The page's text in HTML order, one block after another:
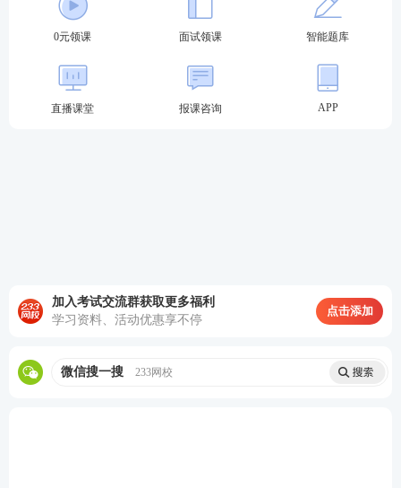
关于教师资格证考试
教材精讲班
—讲解各章节知识点，系统性帮助
定心丸。
历年真题>>历年教师资格证真题视频课程学习
0元领课 面试领课 智能题库
直播课堂 报课咨询 APP
加入考试交流群获取更多福利
学习资料、活动优惠享不停
点击添加
微信搜一搜 233网校